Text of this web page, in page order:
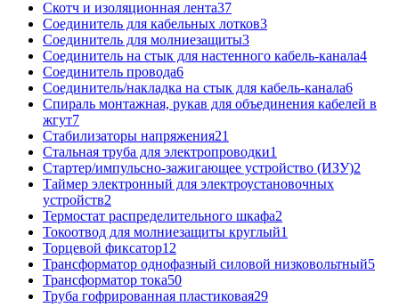
Скотч и изоляционная лента37
Соединитель для кабельных лотков3
Соединитель для молниезащиты3
Соединитель на стык для настенного кабель-канала4
Соединитель провода6
Соединитель/накладка на стык для кабель-канала6
Спираль монтажная, рукав для объединения кабелей в
жгут7
Стабилизаторы напряжения21
Стальная труба для электропроводки1
Стартер/импульсно-зажигающее устройство (ИЗУ)2
Таймер электронный для электроустановочных
устройств2
Термостат распределительного шкафа2
Токоотвод для молниезащиты круглый1
Торцевой фиксатор12
Трансформатор однофазный силовой низковольтный5
Трансформатор тока50
Труба гофрированная пластиковая29